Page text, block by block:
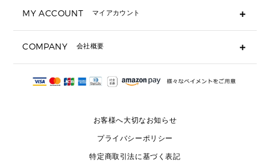
定期ケース・カードケース・名刺入れ
サンダル
スニーカー
▶ ウェア
ギフト用にラッピングができますか？
ショッピングバッグを購入商品分送ってもらえますか？
注文後に完了メールが受信できないのですが？
サイズ交換はできますか？
MY ACCOUNT マイアカウント
COMPANY 会社概要
会社概要
お客様へ大切なお知らせ
プライバシーポリシー
特定商取引法に基づく表記